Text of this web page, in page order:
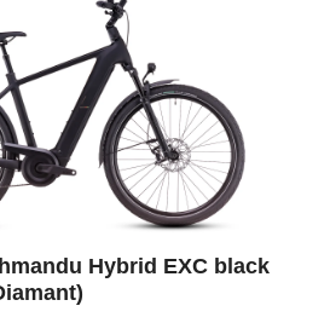
Hybrid EXC black